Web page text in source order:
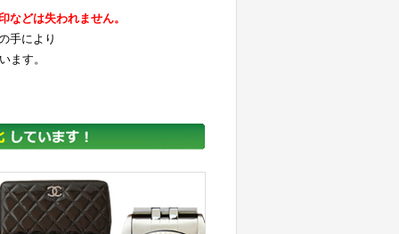
などは失われません。
手により
ます。